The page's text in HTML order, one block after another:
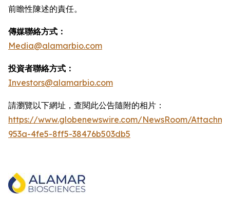
前瞻性陳述的責任。
傳媒聯絡方式：
Media@alamarbio.com
投資者聯絡方式：
Investors@alamarbio.com
請瀏覽以下網址，查閱此公告隨附的相片：
https://www.globenewswire.com/NewsRoom/
953a-4fe5-8ff5-38476b503db5